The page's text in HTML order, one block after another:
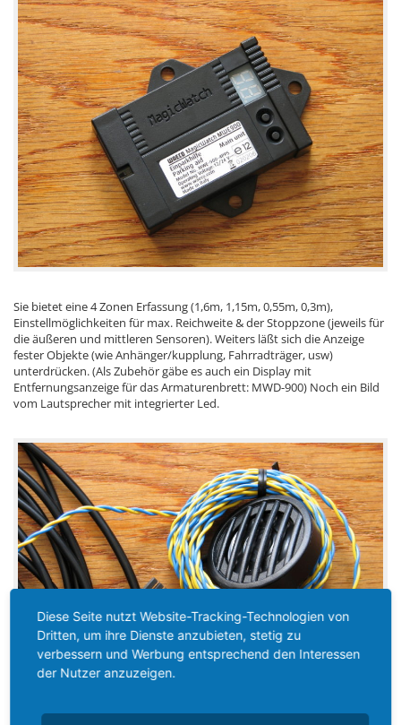
Sie bietet eine 4 Zonen Erfassung (1,6m, 1,15m, 0,55m, 0,3m),
Einstellmöglichkeiten für max. Reichweite & der Stoppzone (jeweils für
die äußeren und mittleren Sensoren). Weiters läßt sich die Anzeige
fester Objekte (wie Anhänger/kupplung, Fahrradträger, usw)
unterdrücken. (Als Zubehör gäbe es auch ein Display mit
Entfernungsanzeige für das Armaturenbrett: MWD-900) Noch ein Bild
vom Lautsprecher mit integrierter Led.
Diese Seite nutzt Website-Tracking-Technologien von
Dritten, um ihre Dienste anzubieten, stetig zu
verbessern und Werbung entsprechend den Interessen
der Nutzer anzuzeigen.